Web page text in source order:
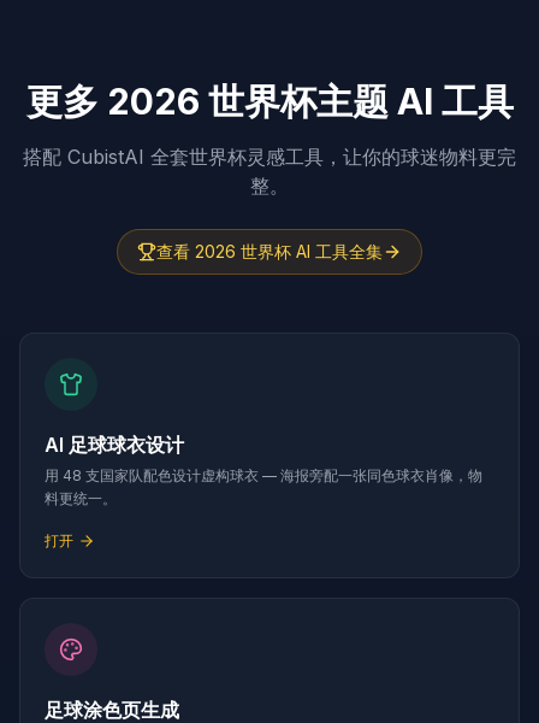
更多 2026 世界杯主题 AI 工具
搭配 CubistAI 全套世界杯灵感工具，让你的球迷物料更完
整。
查看 2026 世界杯 AI 工具全集
AI 足球球衣设计
用 48 支国家队配色设计虚构球衣 — 海报旁配一张同色球衣肖像，物
料更统一。
打开
足球涂色页生成